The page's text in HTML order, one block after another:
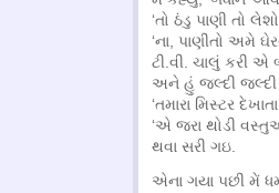
‘તો ઠંડુ પાણી તો
‘ના, પાણીતો અમે
ટી.વી. ચાલું કરી
અને હું જલ્દી
‘તમારા મિસ્ટર
‘એ જરા થોડી
થવા સરી ગઇ.
એના ગયા પછી મેં